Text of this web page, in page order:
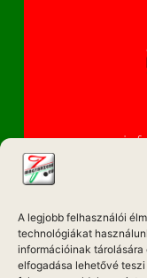
A legjobb felhasználói
technológiákat
információinak
elfogadása lehetővé